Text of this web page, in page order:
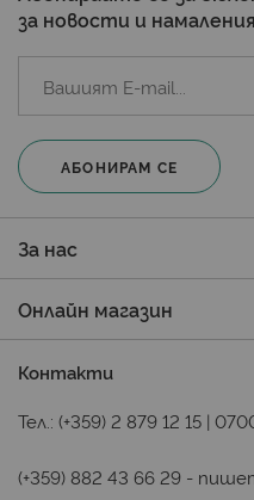
за новости и намаления
АБОНИРАМ СЕ
За нас
Онлайн магазин
Контакти
Тел.: (+359) 2 879 12 15 |
(+359) 882 43 66 29 -